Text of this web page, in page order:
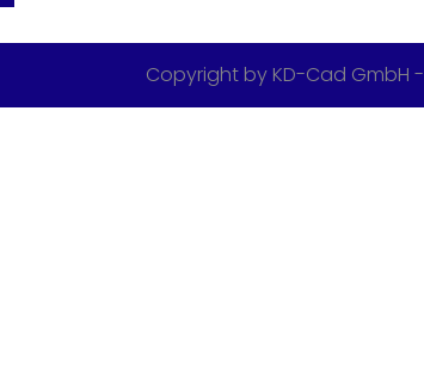
Copyright by KD-Cad GmbH -